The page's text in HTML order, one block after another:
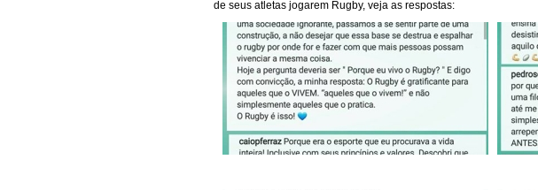
de seus atletas jogarem Rugby, veja as respostas: